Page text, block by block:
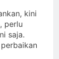
kini
perlu
saja.